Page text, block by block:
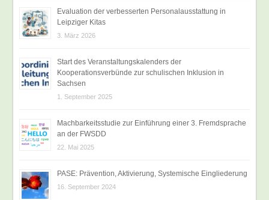
Evaluation der verbesserten Personalausstattung in
Leipziger Kitas
3. März 2026
Start des Veranstaltungskalenders der
Kooperationsverbünde zur schulischen Inklusion in
Sachsen
1. September 2025
Machbarkeitsstudie zur Einführung einer 3. Fremdsprache
an der FWSDD
22. Mai 2025
PASE: Prävention, Aktivierung, Systemische Eingliederung
16. September 2024